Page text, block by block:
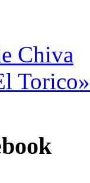
Chiva
Torico»